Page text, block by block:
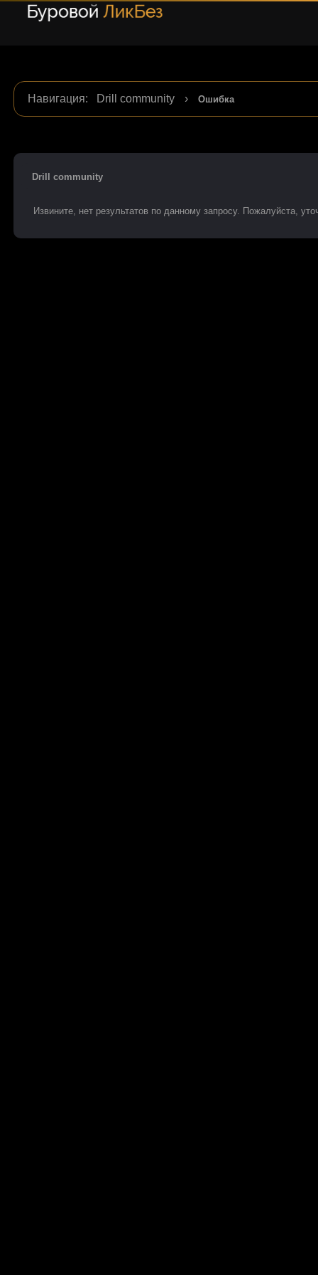
Навигация: Drill community › Ошибка
Drill community
Извините, нет результатов по данному запросу. Пожалуйста,